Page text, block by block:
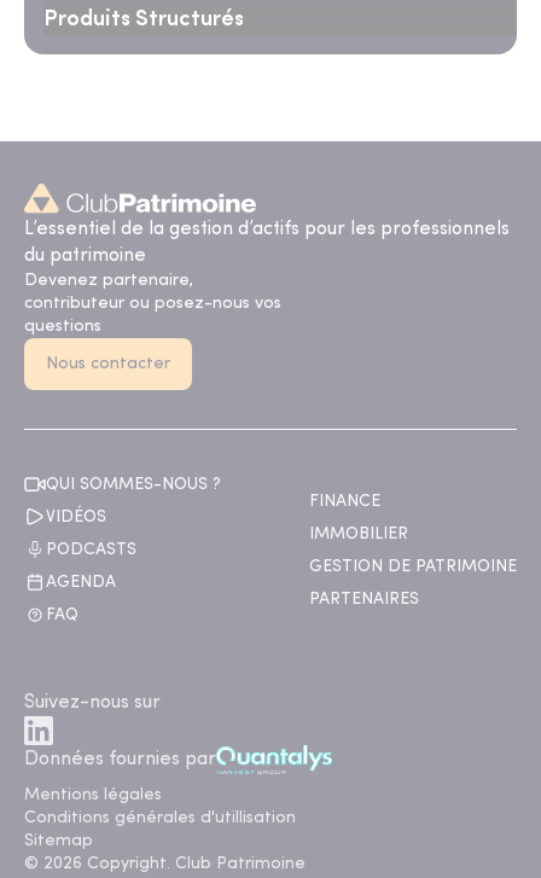
Produits Structurés
L’essentiel de la gestion d’actifs pour les professionnels
du patrimoine
Devenez partenaire,
contributeur ou posez-nous vos
questions
Nous contacter
QUI SOMMES-NOUS ?
VIDÉOS
PODCASTS
AGENDA
FAQ
FINANCE
IMMOBILIER
GESTION DE PATRIMOINE
PARTENAIRES
Suivez-nous sur
Données fournies par
Mentions légales
Conditions générales d'utillisation
Sitemap
© 2026 Copyright. Club Patrimoine